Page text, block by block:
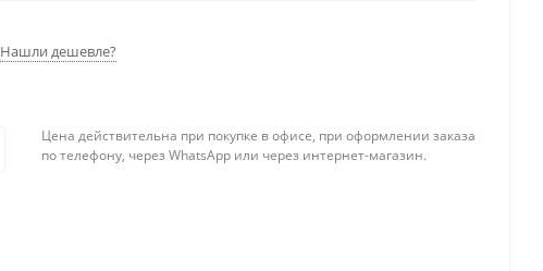
Нашли дешевле?
Цена действительна при покупке в офисе, при оформлении заказа
по телефону, через WhatsApp или через интернет-магазин.